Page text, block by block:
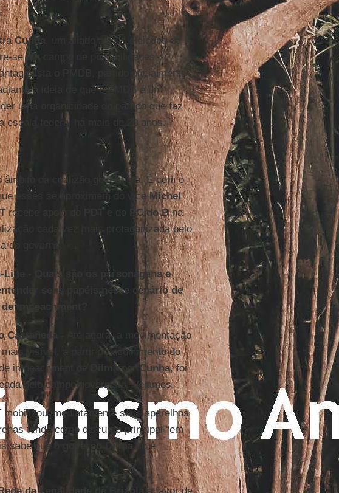
Cunha
, um aliado até as eleições de
se um campo de possibilidades
o PMDB, partido oficialmente
a ideia de que o PMDB é um
uma organicidade do partido que faz
escala federal há mais de 20 anos.
âmbito da coalizão governista. É com o
esses se aproximem do viceMichel
recebe apoio do PDTe do PC do Bna
cada vez mais protagonizada pelo
do governo.
Line - Quais são os personagens e
seus papéis nesse cenário de
impeachment?
Castañeda -
Até agora, a movimentação
visível, a partir do acolhimento do
impeachment de
DilmaporCunha, foi
pelo campo governista. Vejamos:
mobilizou imediatamente seus aparelhos
tendo como discurso principal “em
sabe que o
governo Dilma só é